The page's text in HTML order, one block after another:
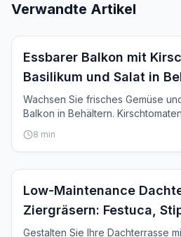
Verwandte Artikel
Inspiration
Essbarer Balkon mit
Basilikum und Salat in
Wachsen Sie frisches Gemüse
Balkon in Behältern.
ernten Sie für Ihr Abendessen.
8 min
Inspiration
Low-Maintenance
Ziergräsern: Festuca,
Gestalten Sie Ihre Dachterrasse